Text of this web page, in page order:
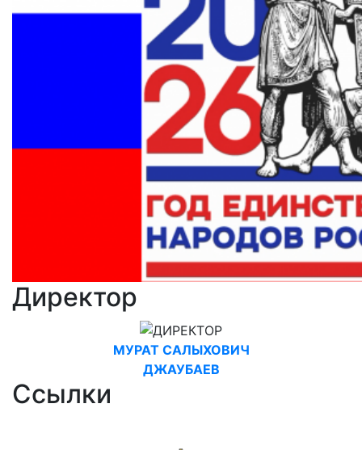
Директор
МУРАТ САЛЫХОВИЧ
ДЖАУБАЕВ
Ссылки